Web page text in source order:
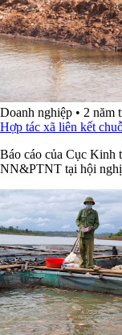
Doanh nghiệp • 2 năm
Hợp tác xã liên kết
Báo cáo của Cục Kinh
NN&PTNT tại hội nghị